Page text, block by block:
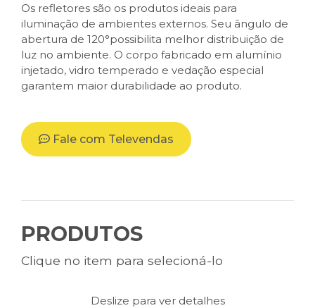
Os refletores são os produtos ideais para
iluminação de ambientes externos. Seu ângulo de
abertura de 120°possibilita melhor distribuição de
luz no ambiente. O corpo fabricado em alumínio
injetado, vidro temperado e vedação especial
garantem maior durabilidade ao produto.
Fale com Televendas
PRODUTOS
Clique no item para selecioná-lo
Deslize para ver detalhes